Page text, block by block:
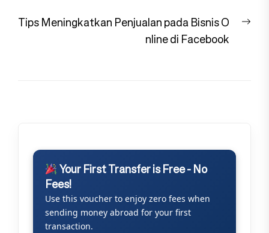
Tips Meningkatkan Penjualan pada Bisnis O
nline di Facebook
Your First Transfer is Free - No
Fees!
Use this voucher to enjoy zero fees when
sending money abroad for your first
transaction.